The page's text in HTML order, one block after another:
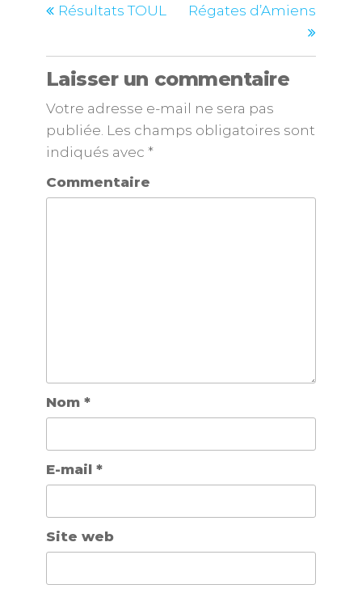
Résultats TOUL
Régates d’Amiens
Laisser un commentaire
Votre adresse e-mail ne sera pas
publiée. Les champs obligatoires sont
indiqués avec *
Commentaire
Nom *
E-mail *
Site web